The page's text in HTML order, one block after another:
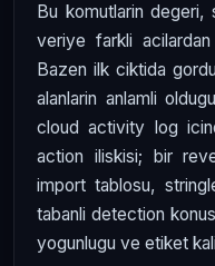
Bu komutlarin
veriye farkli acilardan
Bazen ilk ciktida
alanlarin anlamli
cloud activity log
action iliskisi; bir
import tablosu,
tabanli detection
yogunlugu ve etiket